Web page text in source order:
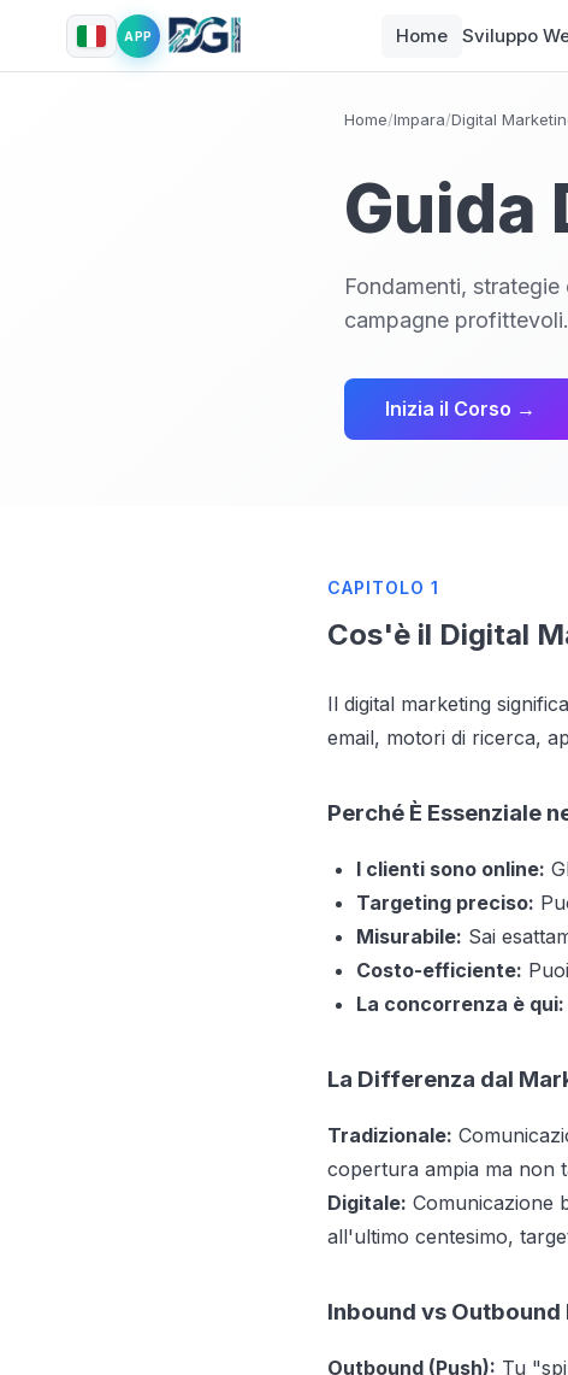
APP Home Sviluppo
Home/Impara/Digital
Guida
Fondamenti,
campagne profittevoli.
Inizia il Corso →
CAPITOLO 1
Cos'è il Digital
Il digital marketing
email, motori di ricerca,
Perché È Essenziale
I clienti sono online:
Targeting preciso:
Misurabile: Sai
Costo-efficiente:
La concorrenza è qui:
La Differenza dal
Tradizionale:
copertura ampia ma non
Digitale: Comunicazione
all'ultimo centesimo,
Inbound vs
Outbound (Push): Tu